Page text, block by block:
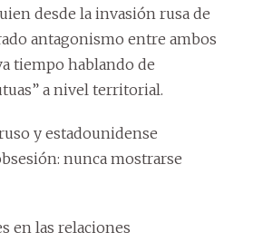
desde la invasión rusa de
antagonismo entre ambos
tiempo hablando de
a nivel territorial.
y estadounidense
nunca mostrarse
en las relaciones